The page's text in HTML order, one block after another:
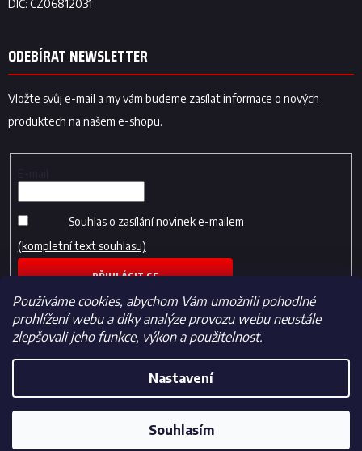
Používáme cookies, abychom Vám umožnili pohodlné
prohlížení webu a díky analýze provozu webu neustále
zlepšovali jeho funkce, výkon a použitelnost.
Nastavení
Souhlasím
ODEBÍRAT NEWSLETTER
Vložte svůj e-mail a my vám budeme zasílat informace o nových
produktech na našem e-shopu.
Souhlas o zasílání novinek e-mailem
(kompletní text souhlasu)
PŘIHLÁSIT SE
Vytvořil Shoptet
Fotbalfans.cz. Všechna práva vyhrazena.